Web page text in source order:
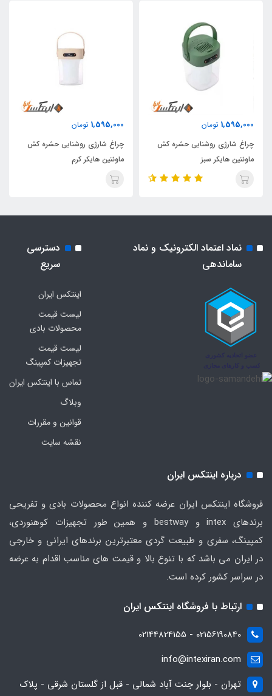
1,595,000 تومان
چراغ شارژی روشنایی حشره کش
ماونتین هایکر سبز
1,595,000 تومان
چراغ شارژی روشنایی حشره کش
ماونتین هایکر کرم
نماد اعتماد الکترونیک و نماد
ساماندهی
دسترسی
سریع
اینتکس ایران
لیست قیمت
محصولات بادی
لیست قیمت
تجهیزات کمپینگ
تماس با اینتکس ایران
وبلاگ
قوانین و مقررات
نقشه سایت
درباره اینتکس ایران
فروشگاه اینتکس ایران عرضه کننده انواع محصولات بادی و تفریحی
برندهای intex و bestway و همین طور تجهیزات کوهنوردی،
کمپینگ، سفری و طبیعت گردی معتبرترین برندهای ایرانی و خارجی
در ایران می باشد که با تنوع بالا و قیمت های مناسب اقدام به عرضه
در سراسر کشور کرده است.
ارتباط با فروشگاه اینتکس ایران
02156190840 - 02144824155
info@intexiran.com
تهران - بلوار جنت آباد شمالی - قبل از گلستان شرقی - پلاک